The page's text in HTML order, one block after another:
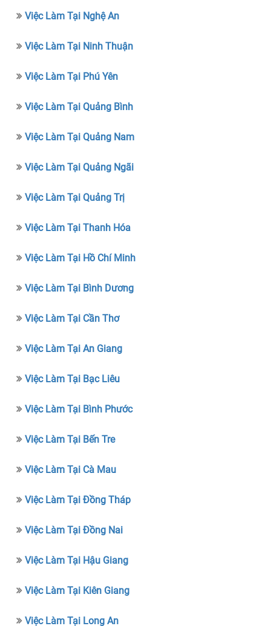
Việc Làm Tại Nghệ An
Việc Làm Tại Ninh Thuận
Việc Làm Tại Phú Yên
Việc Làm Tại Quảng Bình
Việc Làm Tại Quảng Nam
Việc Làm Tại Quảng Ngãi
Việc Làm Tại Quảng Trị
Việc Làm Tại Thanh Hóa
Việc Làm Tại Hồ Chí Minh
Việc Làm Tại Bình Dương
Việc Làm Tại Cần Thơ
Việc Làm Tại An Giang
Việc Làm Tại Bạc Liêu
Việc Làm Tại Bình Phước
Việc Làm Tại Bến Tre
Việc Làm Tại Cà Mau
Việc Làm Tại Đồng Tháp
Việc Làm Tại Đồng Nai
Việc Làm Tại Hậu Giang
Việc Làm Tại Kiên Giang
Việc Làm Tại Long An